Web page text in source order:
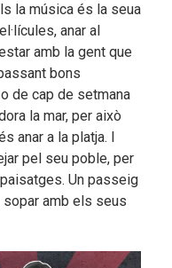
la música és la seua
anar al
amb la gent que
bons
de cap de setmana
la mar, per això
anar a la platja. I
pel seu poble, per
Un passeig
sopar amb els seus